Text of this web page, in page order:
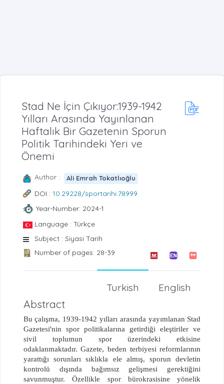
Stad Ne İçin Çıkıyor:1939-1942
Yılları Arasında Yayınlanan
Haftalık Bir Gazetenin Sporun
Politik Tarihindeki Yeri ve
Önemi
Author : Ali Emrah Tokatlıoğlu
DOI : 10.29228/sportarihi.78999
Year-Number: 2024-1
Language : Türkçe
Subject : Siyasi Tarih
Number of pages: 28-39
English
Turkish
Abstract
Bu çalışma, 1939-1942 yılları arasında yayımlanan Stad
Gazetesi'nin spor politikalarına getirdiği eleştiriler ve
sivil toplumun spor üzerindeki etkisine
odaklanmaktadır. Gazete, beden terbiyesi reformlarının
yarattığı sorunları sıklıkla ele almış, sporun devletin
kontrolü dışında bağımsız gelişmesi gerektiğini
savunmuştur. Özellikle spor bürokrasisine yönelik